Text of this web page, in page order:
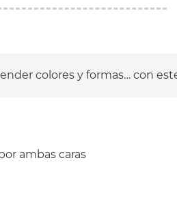
ambas caras